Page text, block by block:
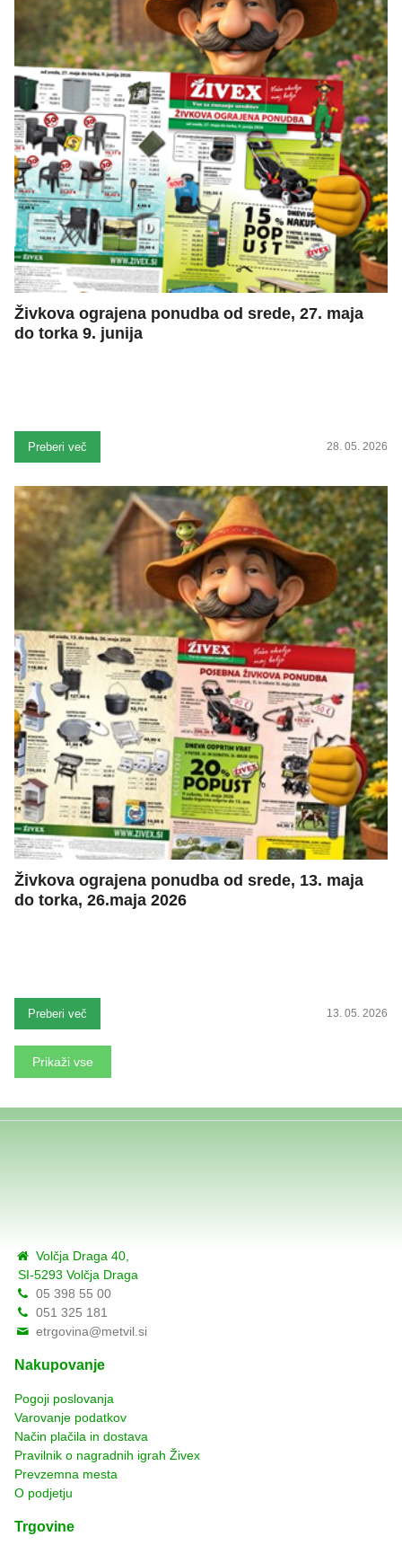
Živkova ograjena ponudba od srede, 27. maja
do torka 9. junija
Preberi več 28. 05. 2026
Živkova ograjena ponudba od srede, 13. maja
do torka, 26.maja 2026
Preberi več 13. 05. 2026
Prikaži vse
Volčja Draga 40,
SI-5293 Volčja Draga
05 398 55 00
051 325 181
etrgovina@metvil.si
Nakupovanje
Pogoji poslovanja
Varovanje podatkov
Način plačila in dostava
Pravilnik o nagradnih igrah Živex
Prevzemna mesta
O podjetju
Trgovine